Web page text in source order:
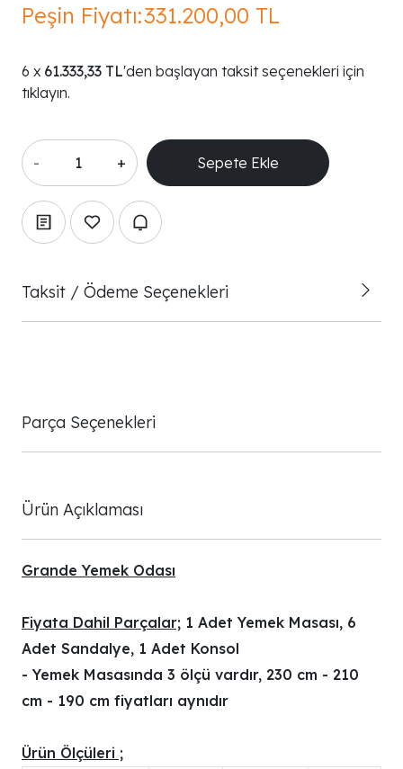
Peşin Fiyatı:331.200,00 TL
61.333,33 TL'den başlayan taksit seçenekleri için
tıklayın.
- +
Taksit / Ödeme Seçenekleri
Parça Seçenekleri
Ürün Açıklaması
Grande Yemek Odası
Fiyata Dahil Parçalar; 1 Adet Yemek Masası, 6
Adet Sandalye, 1 Adet Konsol
- Yemek Masasında 3 ölçü vardır, 230 cm - 210
cm - 190 cm fiyatları aynıdır
Ürün Ölçüleri ;